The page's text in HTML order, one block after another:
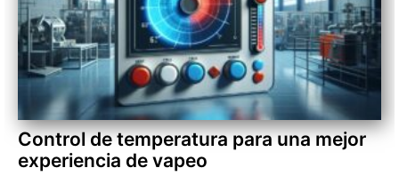
Control de temperatura para una mejor
experiencia de vapeo